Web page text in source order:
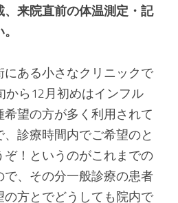
来院直前の体温測定・記
ある小さなクリニックで
から12月初めはインフル
望の方が多く利用されて
診療時間内でご希望のと
！というのがこれまでの
、その分一般診療の患者
方とでどうしても院内で